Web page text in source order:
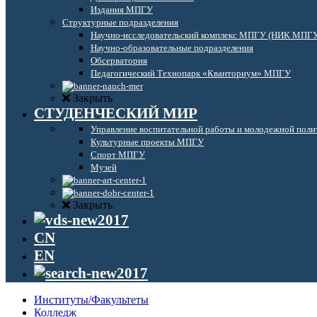
Издания МПГУ
Структурные подразделения
Научно-исследовательский комплекс МПГУ (НИК
Научно-образовательные подразделения
Обсерватория
Педагогический Технопарк «Кванториум» МПГУ
Закрыть
СТУДЕНЧЕСКИЙ МИР
Управление воспитательной работы и молодежной
Культурные проекты МПГУ
Спорт МПГУ
Музей
Закрыть
CN
EN
Институты/Факультеты
Колледж